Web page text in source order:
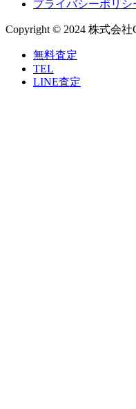
プライバシーポリシ
Copyright © 2024 株式会社
無料査定
TEL
LINE査定